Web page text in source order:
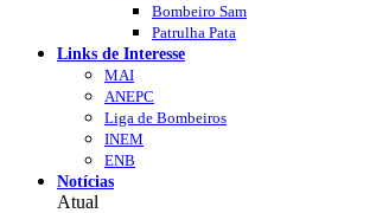
Bombeiro Sam
Patrulha Pata
Links de Interesse
MAI
ANEPC
Liga de Bombeiros
INEM
ENB
Notícias
Atual